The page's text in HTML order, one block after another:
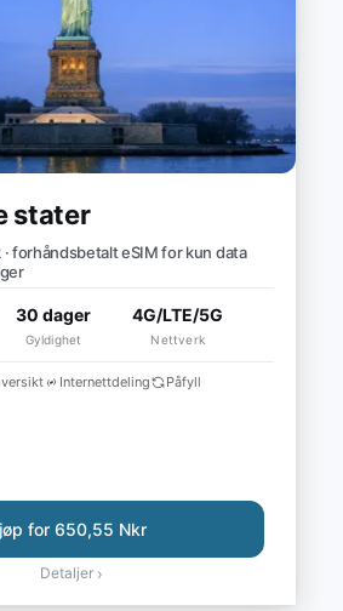
stater
· forhåndsbetalt eSIM for kun data
30 dager
Gyldighet
4G/LTE/5G
Nettverk
Internettdeling Påfyll
for 650,55 Nkr
Detaljer ›